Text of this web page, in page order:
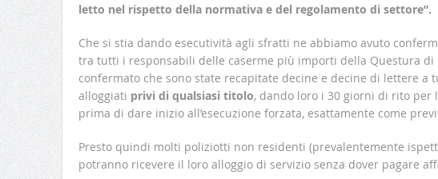
letto nel rispetto della normativa e del regolamento di settore”.
Che si stia dando esecutività agli sfratti ne abbiamo avuto
tra tutti i responsabili delle caserme più importi della Questura di
confermato che sono state recapitate decine e decine di lettere a
alloggiati privi di qualsiasi titolo, dando loro i 30 giorni di rito per
prima di dare inizio all’esecuzione forzata, esattamente come
Presto quindi molti poliziotti non residenti (prevalentemente
potranno ricevere il loro alloggio di servizio senza dover pagare